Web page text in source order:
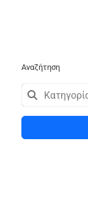
Αναζήτηση